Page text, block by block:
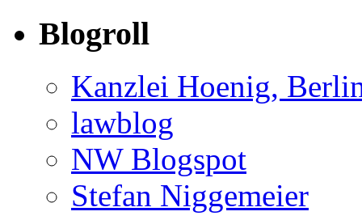
Blogroll
Kanzlei Hoenig,
lawblog
NW Blogspot
Stefan Niggemeier